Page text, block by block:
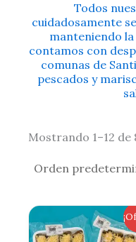
Todos
cuidadosamente
manteniendo
contamos con
comunas de
pescados y
Mostrando 1–12 de
precio
El
precio